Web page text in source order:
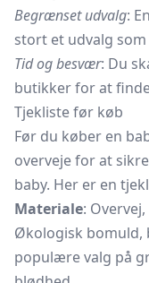
Begrænset udvalg:
stort et udvalg
Tid og besvær: Du
butikker for at
Tjekliste før køb
Før du køber en
overveje for at
baby. Her er en
Materiale:
Økologisk bomuld,
populære valg på